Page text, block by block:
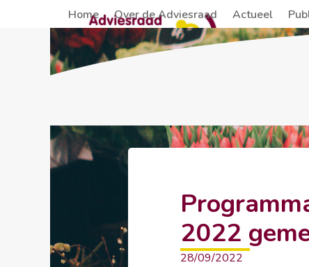
Home Over de Adviesraad Actueel
2022
28/09/2022